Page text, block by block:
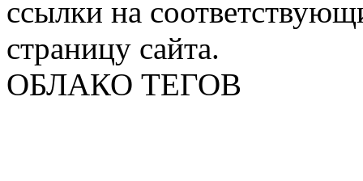
ссылки на
страницу сайта.
ОБЛАКО ТЕГОВ